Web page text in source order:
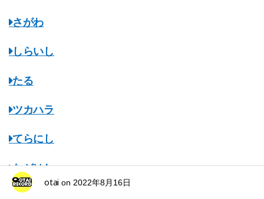
さがわ
しらいし
たる
ツカハラ
てらにし
ながはし
otai on 2022年8月16日